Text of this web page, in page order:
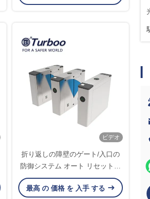
ビデオ
折り返しの障壁のゲート/入口の
防御システム オート リセット機
能の指紋をとって下さい
最高 の 価格 を 入手 する